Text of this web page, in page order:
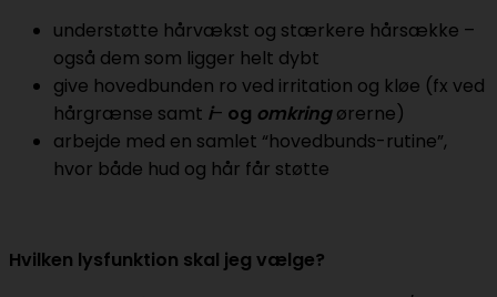
understøtte hårvækst og stærkere hårsække –
også dem som ligger helt dybt
give hovedbunden ro ved irritation og kløe (fx ved
hårgrænse samt i– og omkringørerne)
arbejde med en samlet “hovedbunds-rutine”,
hvor både hud og hår får støtte
Hvilken lysfunktion skal jeg vælge?